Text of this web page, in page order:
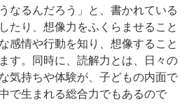
なるんだろう」と、書かれている
たり、想像力をふくらませること
感情や行動を知り、想像すること
す。同時に、読解力とは、日々の
気持ちや体験が、子どもの内面で
で生まれる総合力でもあるので